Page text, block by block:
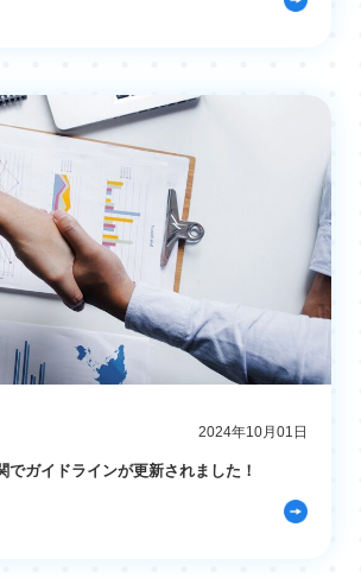
2024年10月01日
でガイドラインが更新されました！